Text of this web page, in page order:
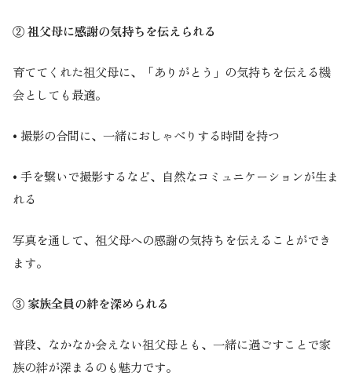
② 祖父母に感謝の気持ちを伝えられる
育ててくれた祖父母に、「ありがとう」の気持ちを伝える機
会としても最適。
• 撮影の合間に、一緒におしゃべりする時間を持つ
• 手を繋いで撮影するなど、自然なコミュニケーションが生ま
れる
写真を通して、祖父母への感謝の気持ちを伝えることができ
ます。
③ 家族全員の絆を深められる
普段、なかなか会えない祖父母とも、一緒に過ごすことで家
族の絆が深まるのも魅力です。